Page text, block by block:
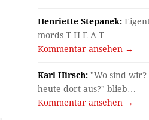
Henriette Stepanek:
mords T H E A T…
Kommentar ansehen →
Karl Hirsch: "Wo sind wir?
heute dort aus?" blieb…
Kommentar ansehen →